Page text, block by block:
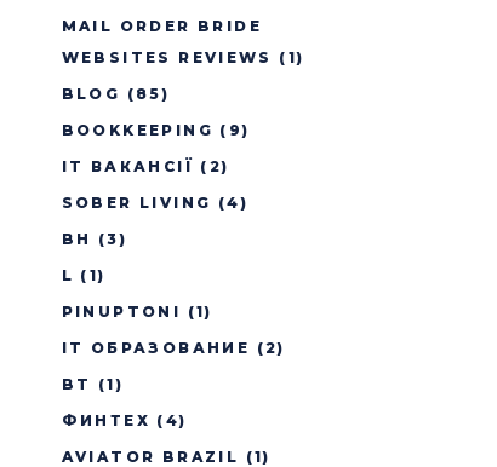
MAIL ORDER BRIDE
WEBSITES REVIEWS
(1)
BLOG (85)
BOOKKEEPING (9)
IT ВАКАНСІЇ (2)
SOBER LIVING (4)
BH
(3)
L (1)
PINUPTONI (1)
IT ОБРАЗОВАНИЕ (2)
BT
(1)
ФИНТЕХ (4)
AVIATOR BRAZIL (1)